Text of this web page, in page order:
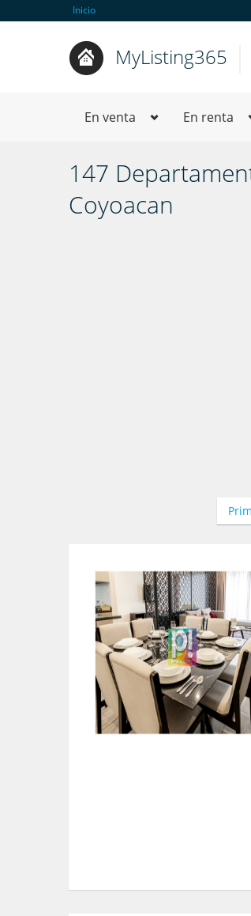
Inicio
MyListing365
En venta En renta
147
Coyoacan